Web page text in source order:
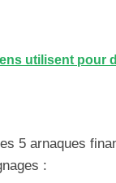
utilisent pour
5 arnaques
: